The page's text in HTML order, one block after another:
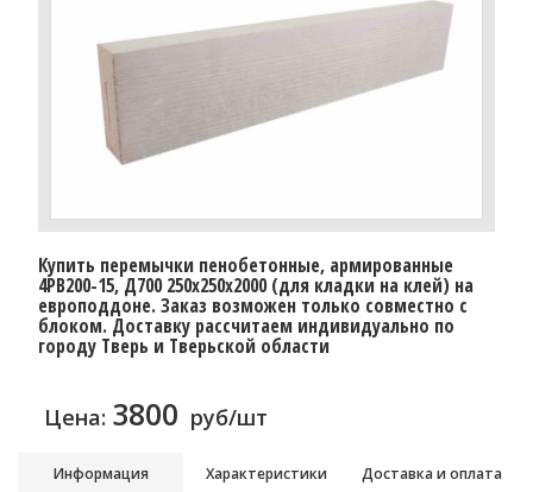
Купить перемычки пенобетонные, армированные
4PB200-15, Д700 250х250х2000 (для кладки на клей) на
европоддоне. Заказ возможен только совместно с
блоком. Доставку расcчитаем индивидуально по
городу Тверь и Тверьской области
Цена: 3800 руб/шт
Информация Характеристики Доставка и оплата